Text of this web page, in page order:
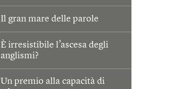
Il gran mare delle parole
È irresistibile l’ascesa degli
anglismi?
Un premio alla capacità di